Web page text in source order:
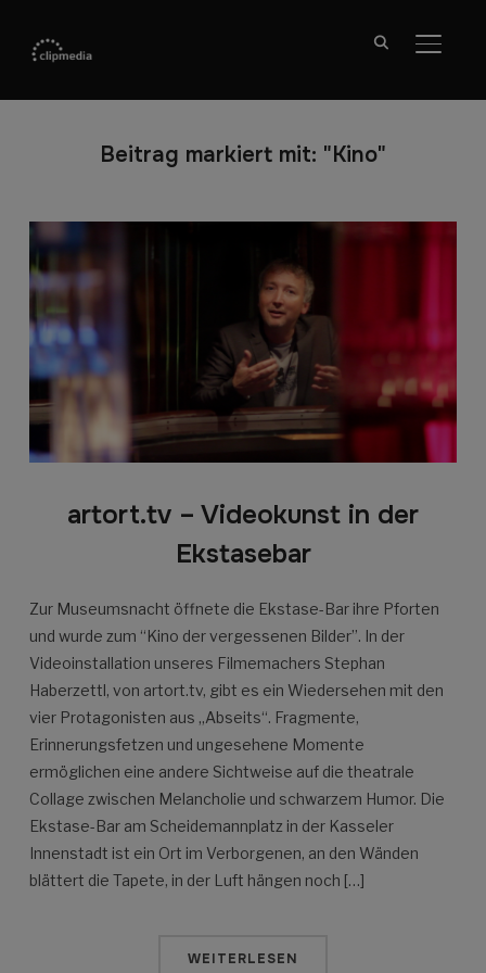
Beitrag markiert mit: "Kino"
artort.tv – Videokunst in der
Ekstasebar
Zur Museumsnacht öffnete die Ekstase-Bar ihre Pforten
und wurde zum “Kino der vergessenen Bilder”. In der
Videoinstallation unseres Filmemachers Stephan
Haberzettl, von artort.tv, gibt es ein Wiedersehen mit den
vier Protagonisten aus „Abseits“. Fragmente,
Erinnerungsfetzen und ungesehene Momente
ermöglichen eine andere Sichtweise auf die theatrale
Collage zwischen Melancholie und schwarzem Humor. Die
Ekstase-Bar am Scheidemannplatz in der Kasseler
Innenstadt ist ein Ort im Verborgenen, an den Wänden
blättert die Tapete, in der Luft hängen noch […]
WEITERLESEN